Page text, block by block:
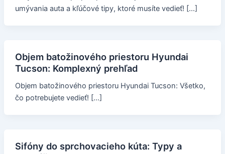
umývania auta a kľúčové tipy, ktoré musíte vedieť! […]
Objem batožinového priestoru Hyundai
Tucson: Komplexný prehľad
Objem batožinového priestoru Hyundai Tucson: Všetko,
čo potrebujete vedieť! […]
Sifóny do sprchovacieho kúta: Typy a